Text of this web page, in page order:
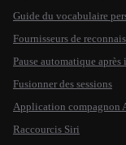
Guide du vocabulaire
Fournisseurs de
Pause automatique
Fusionner des sessions
Application compagnon
Raccourcis Siri